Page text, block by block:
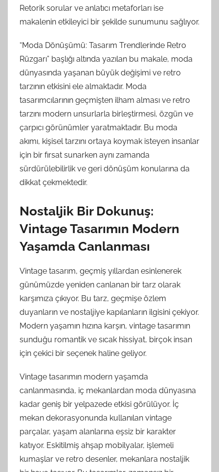
Retorik sorular ve anlatıcı metaforları ise
makalenin etkileyici bir şekilde sunumunu sağlıyor.
“Moda Dönüşümü: Tasarım Trendlerinde Retro
Rüzgarı” başlığı altında yazılan bu makale, moda
dünyasında yaşanan büyük değişimi ve retro
tarzının etkisini ele almaktadır. Moda
tasarımcılarının geçmişten ilham alması ve retro
tarzını modern unsurlarla birleştirmesi, özgün ve
çarpıcı görünümler yaratmaktadır. Bu moda
akımı, kişisel tarzını ortaya koymak isteyen insanlar
için bir fırsat sunarken aynı zamanda
sürdürülebilirlik ve geri dönüşüm konularına da
dikkat çekmektedir.
Nostaljik Bir Dokunuş:
Vintage Tasarımın Modern
Yaşamda Canlanması
Vintage tasarım, geçmiş yıllardan esinlenerek
günümüzde yeniden canlanan bir tarz olarak
karşımıza çıkıyor. Bu tarz, geçmişe özlem
duyanların ve nostaljiye kapılanların ilgisini çekiyor.
Modern yaşamın hızına karşın, vintage tasarımın
sunduğu romantik ve sıcak hissiyat, birçok insan
için çekici bir seçenek haline geliyor.
Vintage tasarımın modern yaşamda
canlanmasında, iç mekanlardan moda dünyasına
kadar geniş bir yelpazede etkisi görülüyor. İç
mekan dekorasyonunda kullanılan vintage
parçalar, yaşam alanlarına eşsiz bir karakter
katıyor. Eskitilmiş ahşap mobilyalar, işlemeli
kumaşlar ve retro desenler, mekanlara nostaljik